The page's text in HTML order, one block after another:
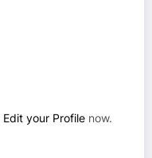
Edit your Profile now.